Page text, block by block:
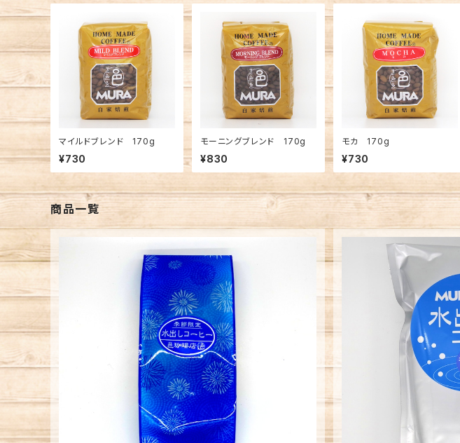
マイルドブレンド 170g
¥730
モーニングブレンド 170g
¥830
モカ 170g
¥730
商品一覧